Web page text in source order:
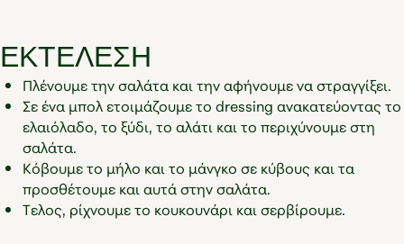
ΕΚΤΕΛΕΣΗ
Πλένουμε την σαλάτα και την αφήνουμε να στραγγίξει.
Σε ένα μπολ ετοιμάζουμε το dressing ανακατεύοντας το
ελαιόλαδο, το ξύδι, το αλάτι και το περιχύνουμε στη
σαλάτα.
Κόβουμε το μήλο και το μάνγκο σε κύβους και τα
προσθέτουμε και αυτά στην σαλάτα.
Τελος, ρίχνουμε το κουκουνάρι και σερβίρουμε.